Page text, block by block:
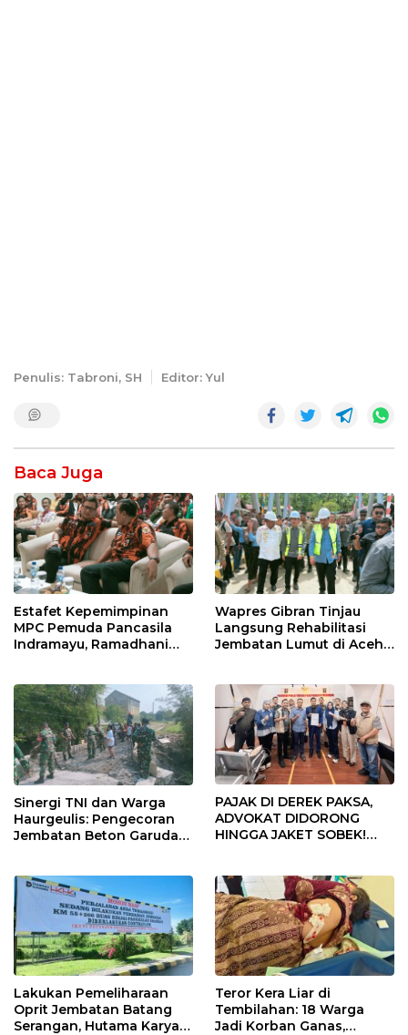
Penulis: Tabroni, SH Editor: Yul
Baca Juga
Estafet Kepemimpinan
MPC Pemuda Pancasila
Indramayu, Ramadhani
Muscablub
Wapres Gibran Tinjau
Langsung Rehabilitasi
Jembatan Lumut di Aceh
Sinergi TNI dan Warga
Haurgeulis: Pengecoran
Jembatan Beton Garuda
PAJAK DI DEREK PAKSA,
ADVOKAT DIDORONG
HINGGA JAKET SOBEK!
Pekanbaru!
Lakukan Pemeliharaan
Oprit Jembatan Batang
Serangan, Hutama Karya
Teror Kera Liar di
Tembilahan: 18 Warga
Jadi Korban Ganas,